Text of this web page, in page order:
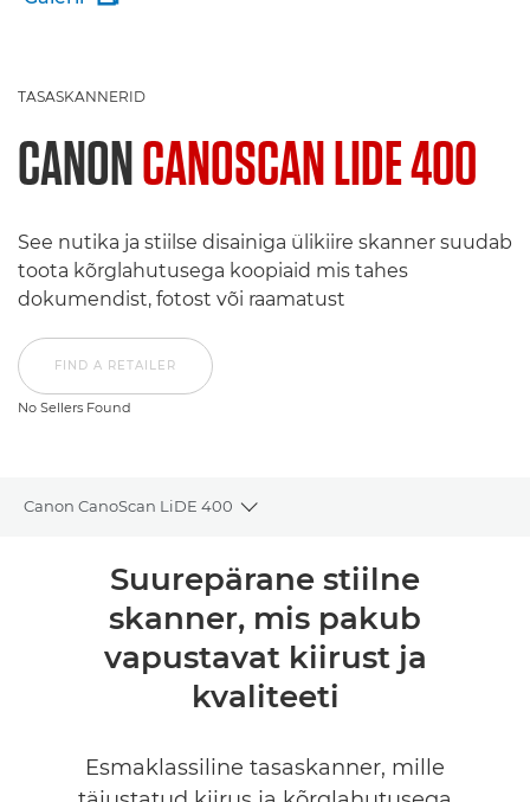
TASASKANNERID
CANONCANOSCAN LIDE 400
See nutika ja stiilse disainiga ülikiire skanner suudab
toota kõrglahutusega koopiaid mis tahes
dokumendist, fotost või raamatust
FIND A RETAILER
No Sellers Found
Canon CanoScan LiDE 400
Toggle breadcrumbs
Tehnilised andmed
Suurepärane stiilne
skanner, mis pakub
vapustavat kiirust ja
kvaliteeti
Esmaklassiline tasaskanner, mille